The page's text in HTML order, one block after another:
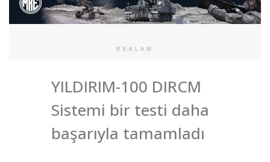
REKLAM
YILDIRIM-100 DIRCM
Sistemi bir testi daha
başarıyla tamamladı